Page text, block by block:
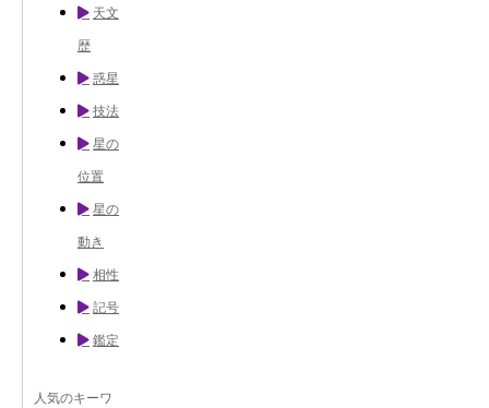
天文
歴
惑星
技法
星の
位置
星の
動き
相性
記号
鑑定
人気のキーワ